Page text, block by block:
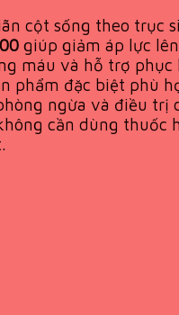
cột sống theo trục
giúp giảm áp lực
máu và hỗ trợ phục
phẩm đặc biệt phù
ngừa và điều trị
cần dùng thuốc